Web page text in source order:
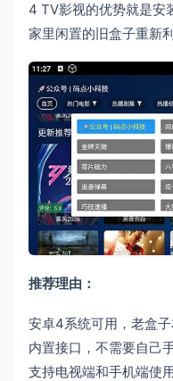
4 TV影视的优势就是安
家里闲置的旧盒子重新利
推荐理由：
安卓4系统可用，老盒
内置接口，不需要自己
支持电视端和手机端使